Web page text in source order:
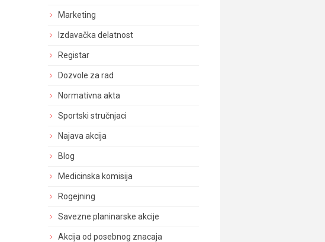
Marketing
Izdavačka delatnost
Registar
Dozvole za rad
Normativna akta
Sportski stručnjaci
Najava akcija
Blog
Medicinska komisija
Rogejning
Savezne planinarske akcije
Akcija od posebnog znacaja